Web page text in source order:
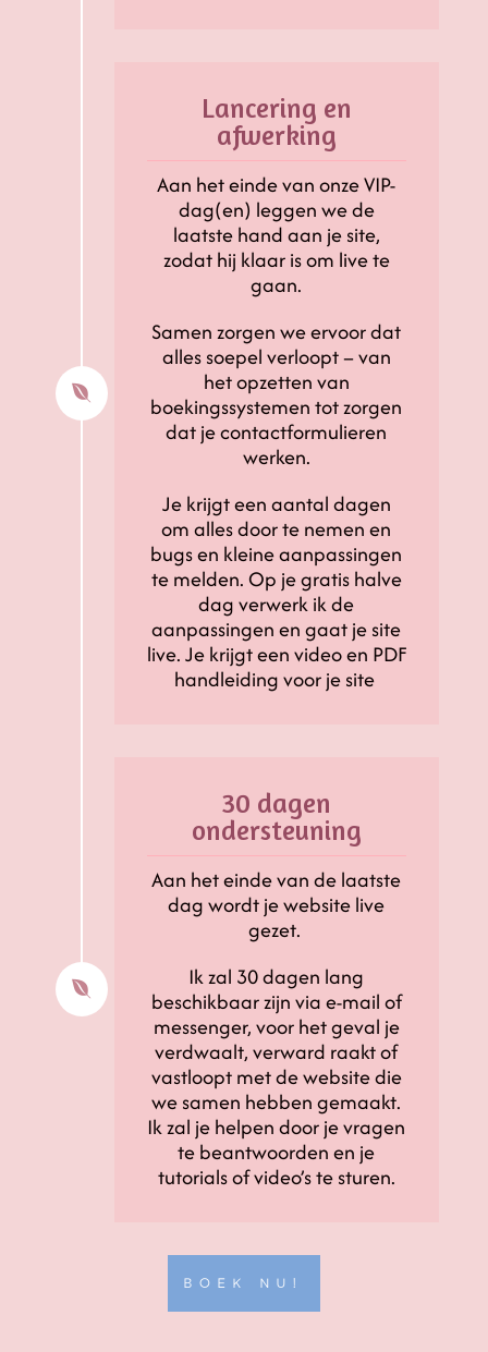

Lancering en
afwerking
Aan het einde van onze VIP-
dag(en) leggen we de
laatste hand aan je site,
zodat hij klaar is om live te
gaan.
Samen zorgen we ervoor dat
alles soepel verloopt – van
het opzetten van
boekingssystemen tot zorgen
dat je contactformulieren
werken.
Je krijgt een aantal dagen
om alles door te nemen en
bugs en kleine aanpassingen
te melden. Op je gratis halve
dag verwerk ik de
aanpassingen en gaat je site
live. Je krijgt een video en PDF
handleiding voor je site

30 dagen
ondersteuning
Aan het einde van de laatste
dag wordt je website live
gezet.
Ik zal 30 dagen lang
beschikbaar zijn via e-mail of
messenger, voor het geval je
verdwaalt, verward raakt of
vastloopt met de website die
we samen hebben gemaakt.
Ik zal je helpen door je vragen
te beantwoorden en je
tutorials of video’s te sturen.
BOEK NU!